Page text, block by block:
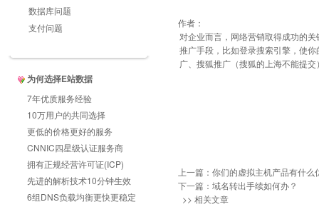
数据库问题
支付问题
为何选择E站数据
7年优质服务经验
10万用户的共同选择
更低的价格更好的服务
CNNIC四星级认证服务商
拥有正规经营许可证(ICP)
先进的解析技术10分钟生效
6组DNS负载均衡更快更稳定
作者：
对企业而言，网络营销取得成功的
推广手段，比如登录搜索引擎，使
广、搜狐推广（搜狐的上海不能提
上一篇： 你们的虚拟主机产品有什么
下一篇： 域名转出手续如何办？
>> 相关文章